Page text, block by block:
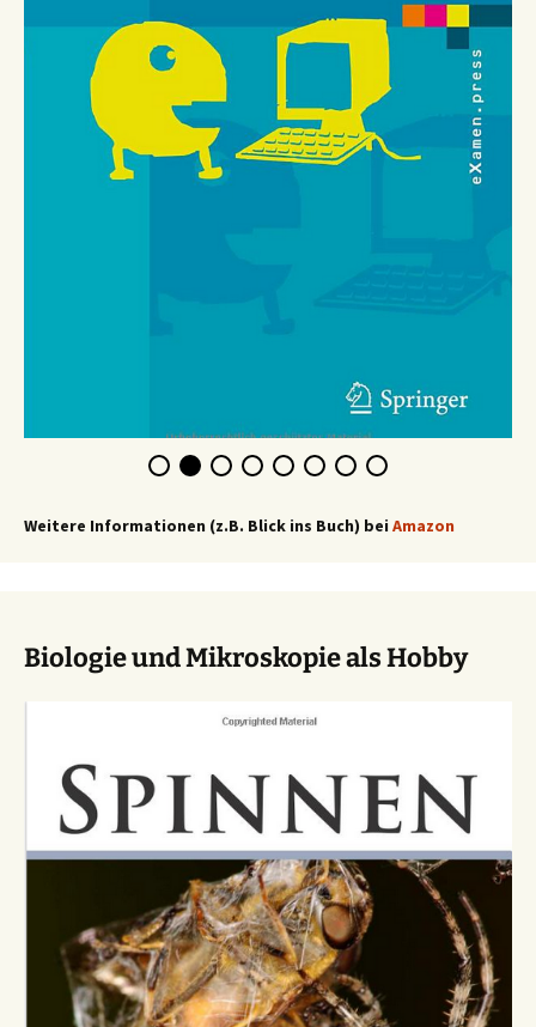
Weitere Informationen (z.B. Blick ins Buch) bei Amazon
Biologie und Mikroskopie als Hobby